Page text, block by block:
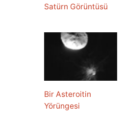
Satürn Görüntüsü
Bir Asteroitin
Yörüngesi